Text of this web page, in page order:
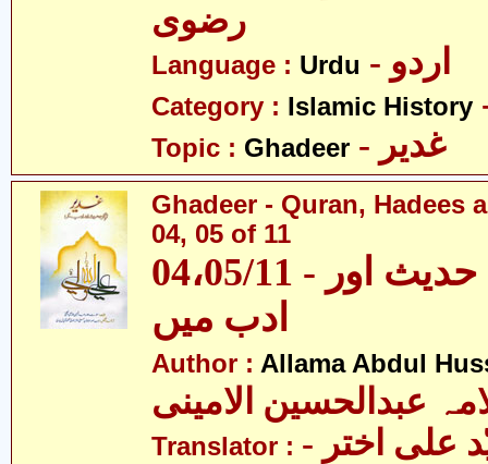
رضوی
Language : Urdu - اردو
Category : Islamic History
Topic : Ghadeer - غدیر
Ghadeer - Quran, Hadees
04, 05 of 11
04،05/11 - غدیر - قرآن، حدیث اور
ادب میں
Author : Allama Abdul
عبدالحسین الامینی
Translator : - مولانا سیّد علی اختر